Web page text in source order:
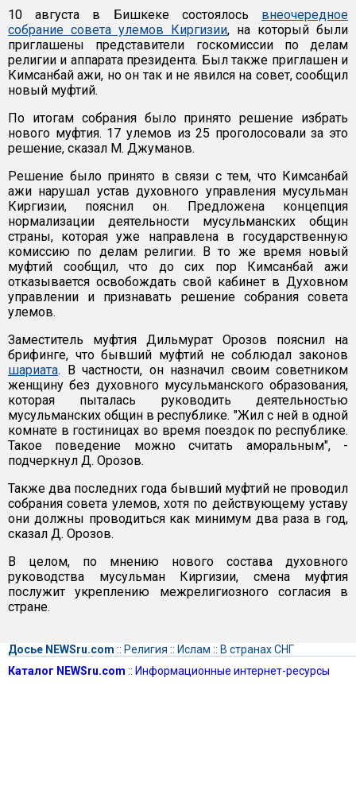
10 августа в Бишкеке состоялось внеочередное
собрание совета улемов Киргизии, на который были
приглашены представители госкомиссии по делам
религии и аппарата президента. Был также приглашен и
Кимсанбай ажи, но он так и не явился на совет, сообщил
новый муфтий.
По итогам собрания было принято решение избрать
нового муфтия. 17 улемов из 25 проголосовали за это
решение, сказал М. Джуманов.
Решение было принято в связи с тем, что Кимсанбай
ажи нарушал устав духовного управления мусульман
Киргизии, пояснил он. Предложена концепция
нормализации деятельности мусульманских общин
страны, которая уже направлена в государственную
комиссию по делам религии. В то же время новый
муфтий сообщил, что до сих пор Кимсанбай ажи
отказывается освобождать свой кабинет в Духовном
управлении и признавать решение собрания совета
улемов.
Заместитель муфтия Дильмурат Орозов пояснил на
брифинге, что бывший муфтий не соблюдал законов
шариата. В частности, он назначил своим советником
женщину без духовного мусульманского образования,
которая пыталась руководить деятельностью
мусульманских общин в республике. "Жил с ней в одной
комнате в гостиницах во время поездок по республике.
Такое поведение можно считать аморальным", -
подчеркнул Д. Орозов.
Также два последних года бывший муфтий не проводил
собрания совета улемов, хотя по действующему уставу
они должны проводиться как минимум два раза в год,
сказал Д. Орозов.
В целом, по мнению нового состава духовного
руководства мусульман Киргизии, смена муфтия
послужит укреплению межрелигиозного согласия в
стране.
Досье NEWSru.com :: Религия :: Ислам :: В странах СНГ
Каталог NEWSru.com :: Информационные интернет-ресурсы